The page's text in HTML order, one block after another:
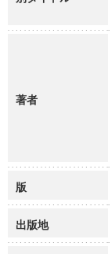
著者
版
出版地